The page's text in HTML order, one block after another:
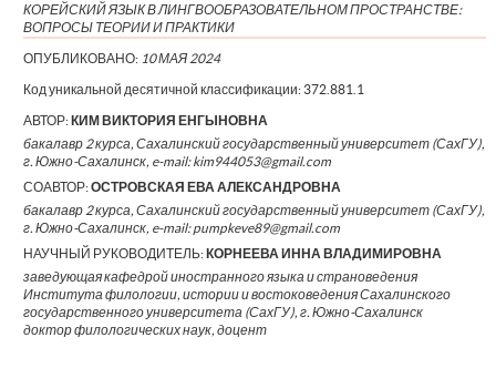
КОРЕЙСКИЙ ЯЗЫК В ЛИНГВООБРАЗОВАТЕЛЬНОМ ПРОСТРАНСТВЕ:
ВОПРОСЫ ТЕОРИИ И ПРАКТИКИ
ОПУБЛИКОВАНО: 10 МАЯ 2024
Код уникальной десятичной классификации: 372.881.1
АВТОР:КИМ ВИКТОРИЯ ЕНГЫНОВНА
бакалавр 2 курса, Сахалинский государственный университет (СахГУ),
г. Южно-Сахалинск, e-mail: kim944053@gmail.com
СОАВТОР:ОСТРОВСКАЯ ЕВА АЛЕКСАНДРОВНА
бакалавр 2 курса, Сахалинский государственный университет (СахГУ),
г. Южно-Сахалинск, e-mail: pumpkeve89@gmail.com
НАУЧНЫЙ РУКОВОДИТЕЛЬ:КОРНЕЕВА ИННА ВЛАДИМИРОВНА
заведующая кафедрой иностранного языка и страноведения
Института филологии, истории и востоковедения Сахалинского
государственного университета (СахГУ), г. Южно-Сахалинск
доктор филологических наук, доцент